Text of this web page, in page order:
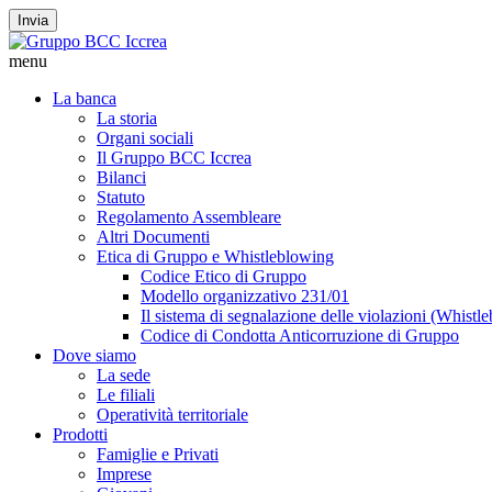
Invia
menu
La banca
La storia
Organi sociali
Il Gruppo BCC Iccrea
Bilanci
Statuto
Regolamento Assembleare
Altri Documenti
Etica di Gruppo e Whistleblowing
Codice Etico di Gruppo
Modello organizzativo 231/01
Il sistema di segnalazione delle violazioni
Codice di Condotta Anticorruzione di Gruppo
Dove siamo
La sede
Le filiali
Operatività territoriale
Prodotti
Famiglie e Privati
Imprese